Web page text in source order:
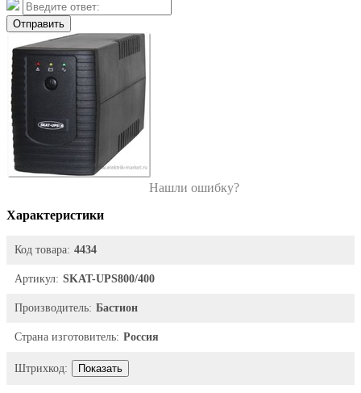
Отправить
Нашли ошибку?
Характеристики
Код товара: 4434
Артикул: SKAT-UPS800/400
Производитель: Бастион
Страна изготовитель: Россия
Штрихкод: Показать